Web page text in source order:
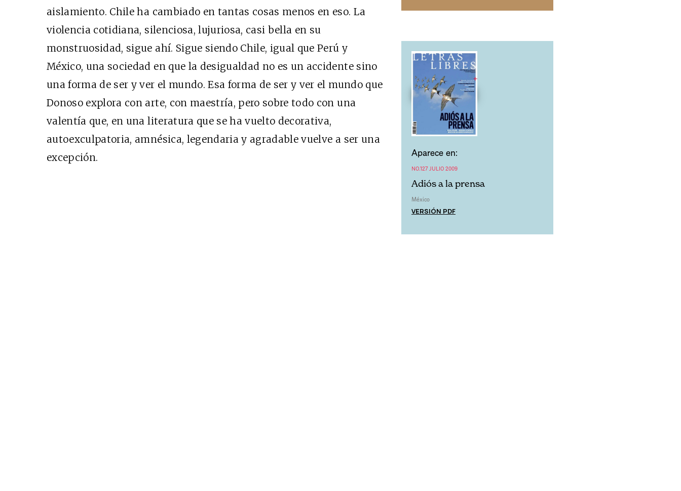
aislamiento. Chile ha cambiado en tantas cosas menos en eso. La
violencia cotidiana, silenciosa, lujuriosa, casi bella en su
monstruosidad, sigue ahí. Sigue siendo Chile, igual que Perú y
México, una sociedad en que la desigualdad no es un accidente sino
una forma de ser y ver el mundo. Esa forma de ser y ver el mundo que
Donoso explora con arte, con maestría, pero sobre todo con una
valentía que, en una literatura que se ha vuelto decorativa,
autoexculpatoria, amnésica, legendaria y agradable vuelve a ser una
excepción.
Aparece en:
NO.127 JULIO 2009
Adiós a la prensa
México
VERSIÓN PDF